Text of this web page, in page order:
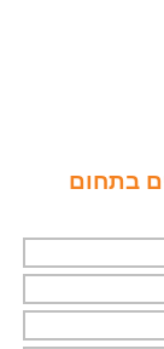
בתחום